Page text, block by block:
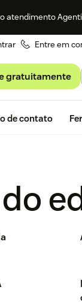
atendimento
Entre em
gratuitamente
de contato